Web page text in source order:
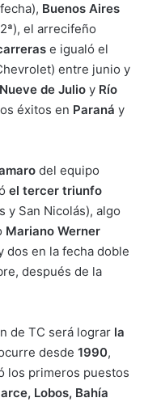
Buenos Aires
el arrecifeño
e igualó el
entre junio y
Nueve de Julio y Río
éxitos en Paraná y
del equipo
el tercer triunfo
y San Nicolás), algo
Mariano Werner
dos en la fecha doble
después de la
de TC será lograr la
desde 1990,
los primeros puestos
Lobos, Bahía